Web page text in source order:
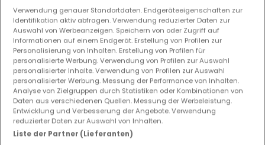
Bitte ändern Sie Ihre Suche und versuchen Sie
es erneut
Ähnliche Immobilien in der Nähe
Sie haben keine Immobilien gefunden, die Sie
interessieren? Diese vorgeschlagenen Anzeigen
könnten Sie interessieren.
Verwendung genauer Standortdaten. Endgeräteeigenschaften zur
Identifikation aktiv abfragen. Verwendung reduzierter Daten zur
Auswahl von Werbeanzeigen. Speichern von oder Zugriff auf
Informationen auf einem Endgerät. Erstellung von Profilen zur
Personalisierung von Inhalten. Erstellung von Profilen für
personalisierte Werbung. Verwendung von Profilen zur Auswahl
personalisierter Inhalte. Verwendung von Profilen zur Auswahl
personalisierter Werbung. Messung der Performance von Inhalten.
Analyse von Zielgruppen durch Statistiken oder Kombinationen von
Daten aus verschiedenen Quellen. Messung der Werbeleistung.
Entwicklung und Verbesserung der Angebote. Verwendung
reduzierter Daten zur Auswahl von Inhalten.
Liste der Partner (Lieferanten)